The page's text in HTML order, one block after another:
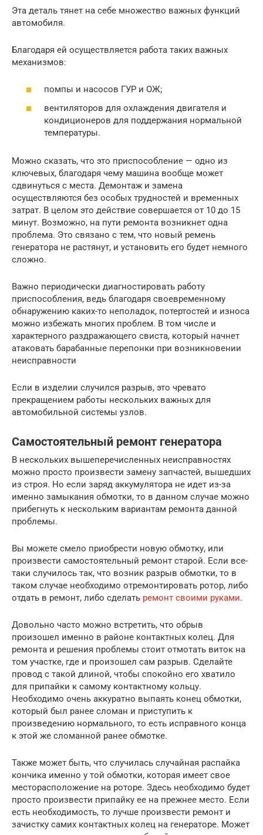
Эта деталь тянет на себе множество важных функций
автомобиля.
Благодаря ей осуществляется работа таких важных
механизмов:
помпы и насосов ГУР и ОЖ;
вентиляторов для охлаждения двигателя и
кондиционеров для поддержания нормальной
температуры.
Можно сказать, что это приспособление — одно из
ключевых, благодаря чему машина вообще может
сдвинуться с места. Демонтаж и замена
осуществляются без особых трудностей и временных
затрат. В целом это действие совершается от 10 до 15
минут. Возможно, на пути ремонта возникнет одна
проблема. Это связано с тем, что новый ремень
генератора не растянут, и установить его будет немного
сложно.
Важно периодически диагностировать работу
приспособления, ведь благодаря своевременному
обнаружению каких-то неполадок, потертостей и износа
можно избежать многих проблем. В том числе и
характерного раздражающего свиста, который начнет
атаковать барабанные перепонки при возникновении
неисправности
Если в изделии случился разрыв, это чревато
прекращением работы нескольких важных для
автомобильной системы узлов.
Самостоятельный ремонт генератора
В нескольких вышеперечисленных неисправностях
можно просто произвести замену запчастей, вышедших
из строя. Но если заряд аккумулятора не идет из-за
именно замыкания обмотки, то в данном случае можно
прибегнуть к нескольким вариантам ремонта данной
проблемы.
Вы можете смело приобрести новую обмотку, или
произвести самостоятельный ремонт старой. Если все-
таки случилось так, что возник разрыв обмотки, то в
таком случае необходимо отремонтировать ротор, либо
отдать в ремонт, либо сделать ремонт своими руками.
Довольно часто можно встретить, что обрыв
произошел именно в районе контактных колец. Для
ремонта и решения проблемы стоит отмотать виток на
том участке, где и произошел сам разрыв. Сделайте
провод с такой длиной, чтобы спокойно его хватило
для припайки к самому контактному кольцу.
Необходимо очень аккуратно выпаять конец обмотки,
который был ранее сломан и приступить к
произведению нормального, то есть исправного конца
к этой же сломанной ранее обмотке.
Также может быть, что случилась случайная распайка
кончика именно у той обмотки, которая имеет свое
месторасположение на роторе. Здесь необходимо будет
просто произвести припайку ее на прежнее место. Если
есть необходимость, то лучше произвести ремонт и
зачистку самих контактных колец на генераторе. Может